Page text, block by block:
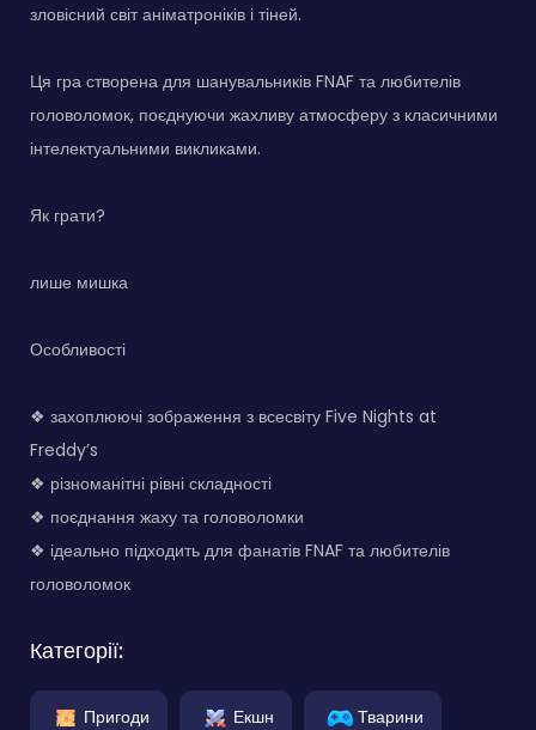
зловісний світ аніматроніків і тіней.
Ця гра створена для шанувальників FNAF та любителів
головоломок, поєднуючи жахливу атмосферу з класичними
інтелектуальними викликами.
Як грати?
лише мишка
Особливості
❖ захоплюючі зображення з всесвіту Five Nights at
Freddy’s
❖ різноманітні рівні складності
❖ поєднання жаху та головоломки
❖ ідеально підходить для фанатів FNAF та любителів
головоломок
Категорії:
Пригоди Екшн Тварини